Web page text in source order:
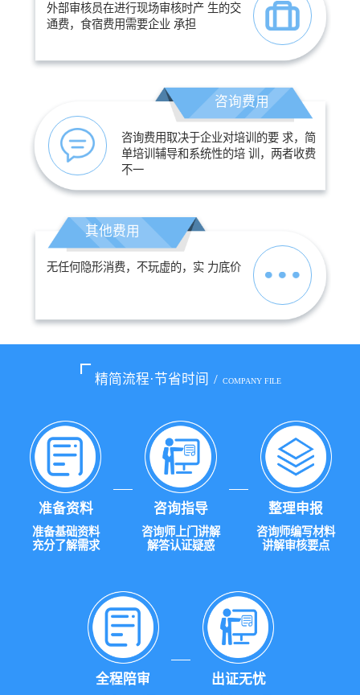
外部审核员在进行现场审核时产 生的交
通费，食宿费用需要企业 承担
咨询费用
咨询费用取决于企业对培训的要 求，简
单培训辅导和系统性的培 训，两者收费
不一
其他费用
无任何隐形消费，不玩虚的，实 力底价
精简流程·节省时间 / COMPANY FILE
准备资料
准备基础资料
充分了解需求
咨询指导
咨询师上门讲解
解答认证疑惑
整理申报
咨询师编写材料
讲解审核要点
全程陪审 出证无忧